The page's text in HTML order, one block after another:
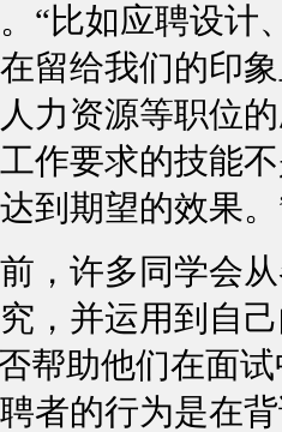
“比如应聘设计
留给我们的印
力资源等职位
作要求的技能
到期望的效果
许多同学会从
，并运用到自
帮助他们在面
者的行为是在